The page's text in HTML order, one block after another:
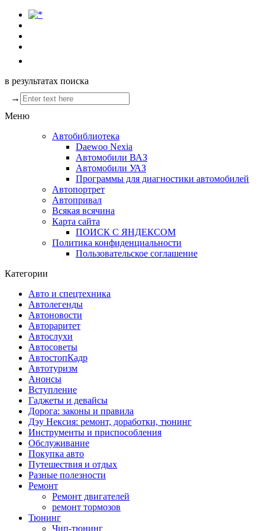
в результатах поиска
→
Меню
Автобиблиотека
Daewoo Nexia
Автомобили ВАЗ
Автомобили УАЗ
Программы для диагностики автомобилей
Автопортрет
Автопривал
Всякая всячина
Карта сайта
ПОИСК С ЯНДЕКСОМ
Политика конфиденциальности
Пользовательское соглашение
Категории
Авто и спецтехника
Автолегенды
Автоновости
Автораритет
Автослухи
Автосоветы
АвтостопКадр
Автотуризм
Анонсы
Вступление
Гаджеты и девайсы
Дорога: законы и правила
Дэу Нексия: ремонт, доработки, тюнинг
Инструменты и приспособления
Обслуживание
Покупка авто
Путешествия и отдых
Разные полезности
Ремонт
Ремонт двигателей
ремонт тормозов
Тюнинг
Чип-тюнинг